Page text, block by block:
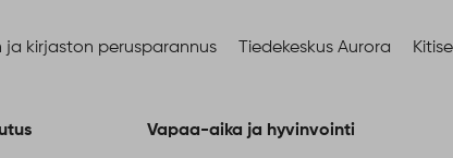
ja kirjaston perusparannus Tiedekeskus Aurora
Vapaa-aika ja hyvinvointi